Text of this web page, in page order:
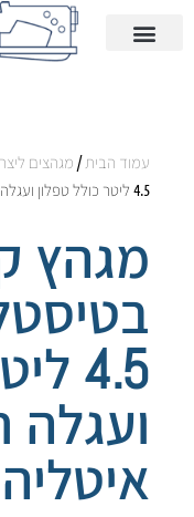
עמוד הבית/ מגהצים
4.5 ליטר כולל טפלון ועגלה תוצרת איטליה
מגהץ
4.5
ועגלה
איטליה